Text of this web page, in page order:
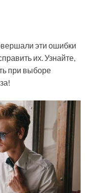
эти ошибки
их. Узнайте,
при выборе